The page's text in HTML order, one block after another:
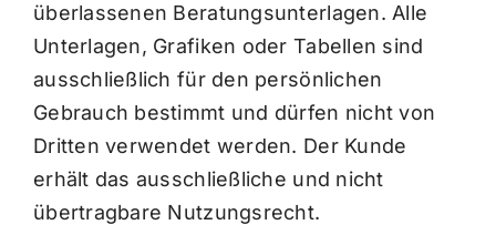
überlassenen Beratungsunterlagen. Alle
Unterlagen, Grafiken oder Tabellen sind
ausschließlich für den persönlichen
Gebrauch bestimmt und dürfen nicht von
Dritten verwendet werden. Der Kunde
erhält das ausschließliche und nicht
übertragbare Nutzungsrecht.